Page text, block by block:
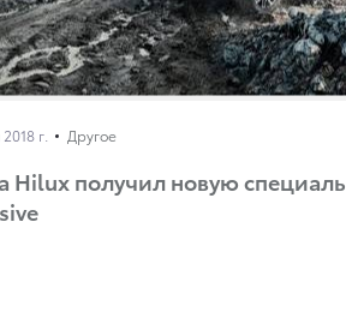
г. Другое
Hilux получил новую